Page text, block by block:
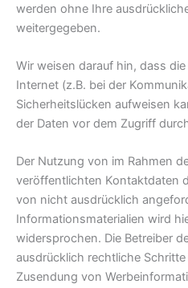
werden ohne Ihre
weitergegeben.
Wir weisen darauf hin, dass
Internet (z.B. bei der
Sicherheitslücken aufweisen
der Daten vor dem Zugriff
Der Nutzung von im Rahmen
veröffentlichten Kontaktdaten
von nicht ausdrücklich
Informationsmaterialien wird
widersprochen. Die Betreiber
ausdrücklich rechtliche
Zusendung von